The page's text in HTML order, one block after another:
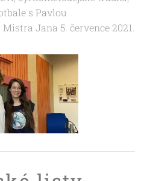
s Pavlou
Jana 5. července 2021.